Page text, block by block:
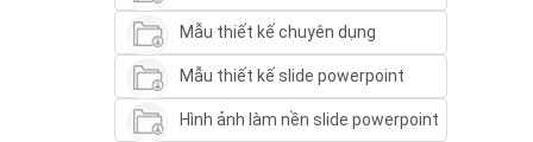
Mẫu thiết kế chuyên dụng
Mẫu thiết kế slide powerpoint
Hình ảnh làm nền slide powerpoint